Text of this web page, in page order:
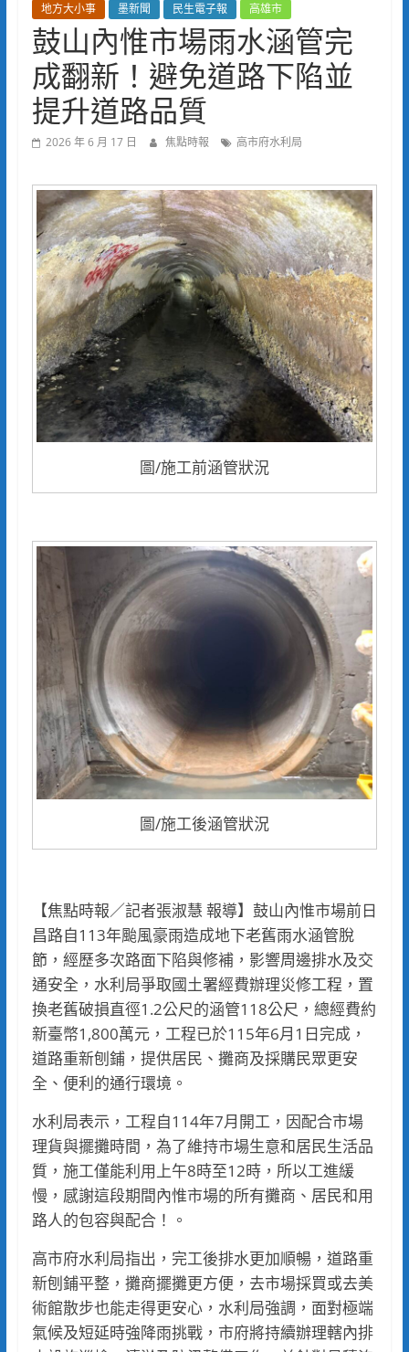
地方大小事 墨新聞 民生電子報 高雄市
鼓山內惟市場雨水涵管完
成翻新！避免道路下陷並
提升道路品質
2026 年 6 月 17 日 焦點時報 高市府水利局
圖/施工前涵管狀況
圖/施工後涵管狀況
【焦點時報／記者張淑慧 報導】鼓山內惟市場前日
昌路自113年颱風豪雨造成地下老舊雨水涵管脫
節，經歷多次路面下陷與修補，影響周邊排水及交
通安全，水利局爭取國土署經費辦理災修工程，置
換老舊破損直徑1.2公尺的涵管118公尺，總經費約
新臺幣1,800萬元，工程已於115年6月1日完成，
道路重新刨鋪，提供居民、攤商及採購民眾更安
全、便利的通行環境。
水利局表示，工程自114年7月開工，因配合市場
理貨與擺攤時間，為了維持市場生意和居民生活品
質，施工僅能利用上午8時至12時，所以工進緩
慢，感謝這段期間內惟市場的所有攤商、居民和用
路人的包容與配合！。
高市府水利局指出，完工後排水更加順暢，道路重
新刨鋪平整，攤商擺攤更方便，去市場採買或去美
術館散步也能走得更安心，水利局強調，面對極端
氣候及短延時強降雨挑戰，市府將持續辦理轄內排